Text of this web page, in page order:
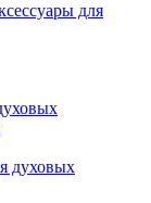
для
духовых